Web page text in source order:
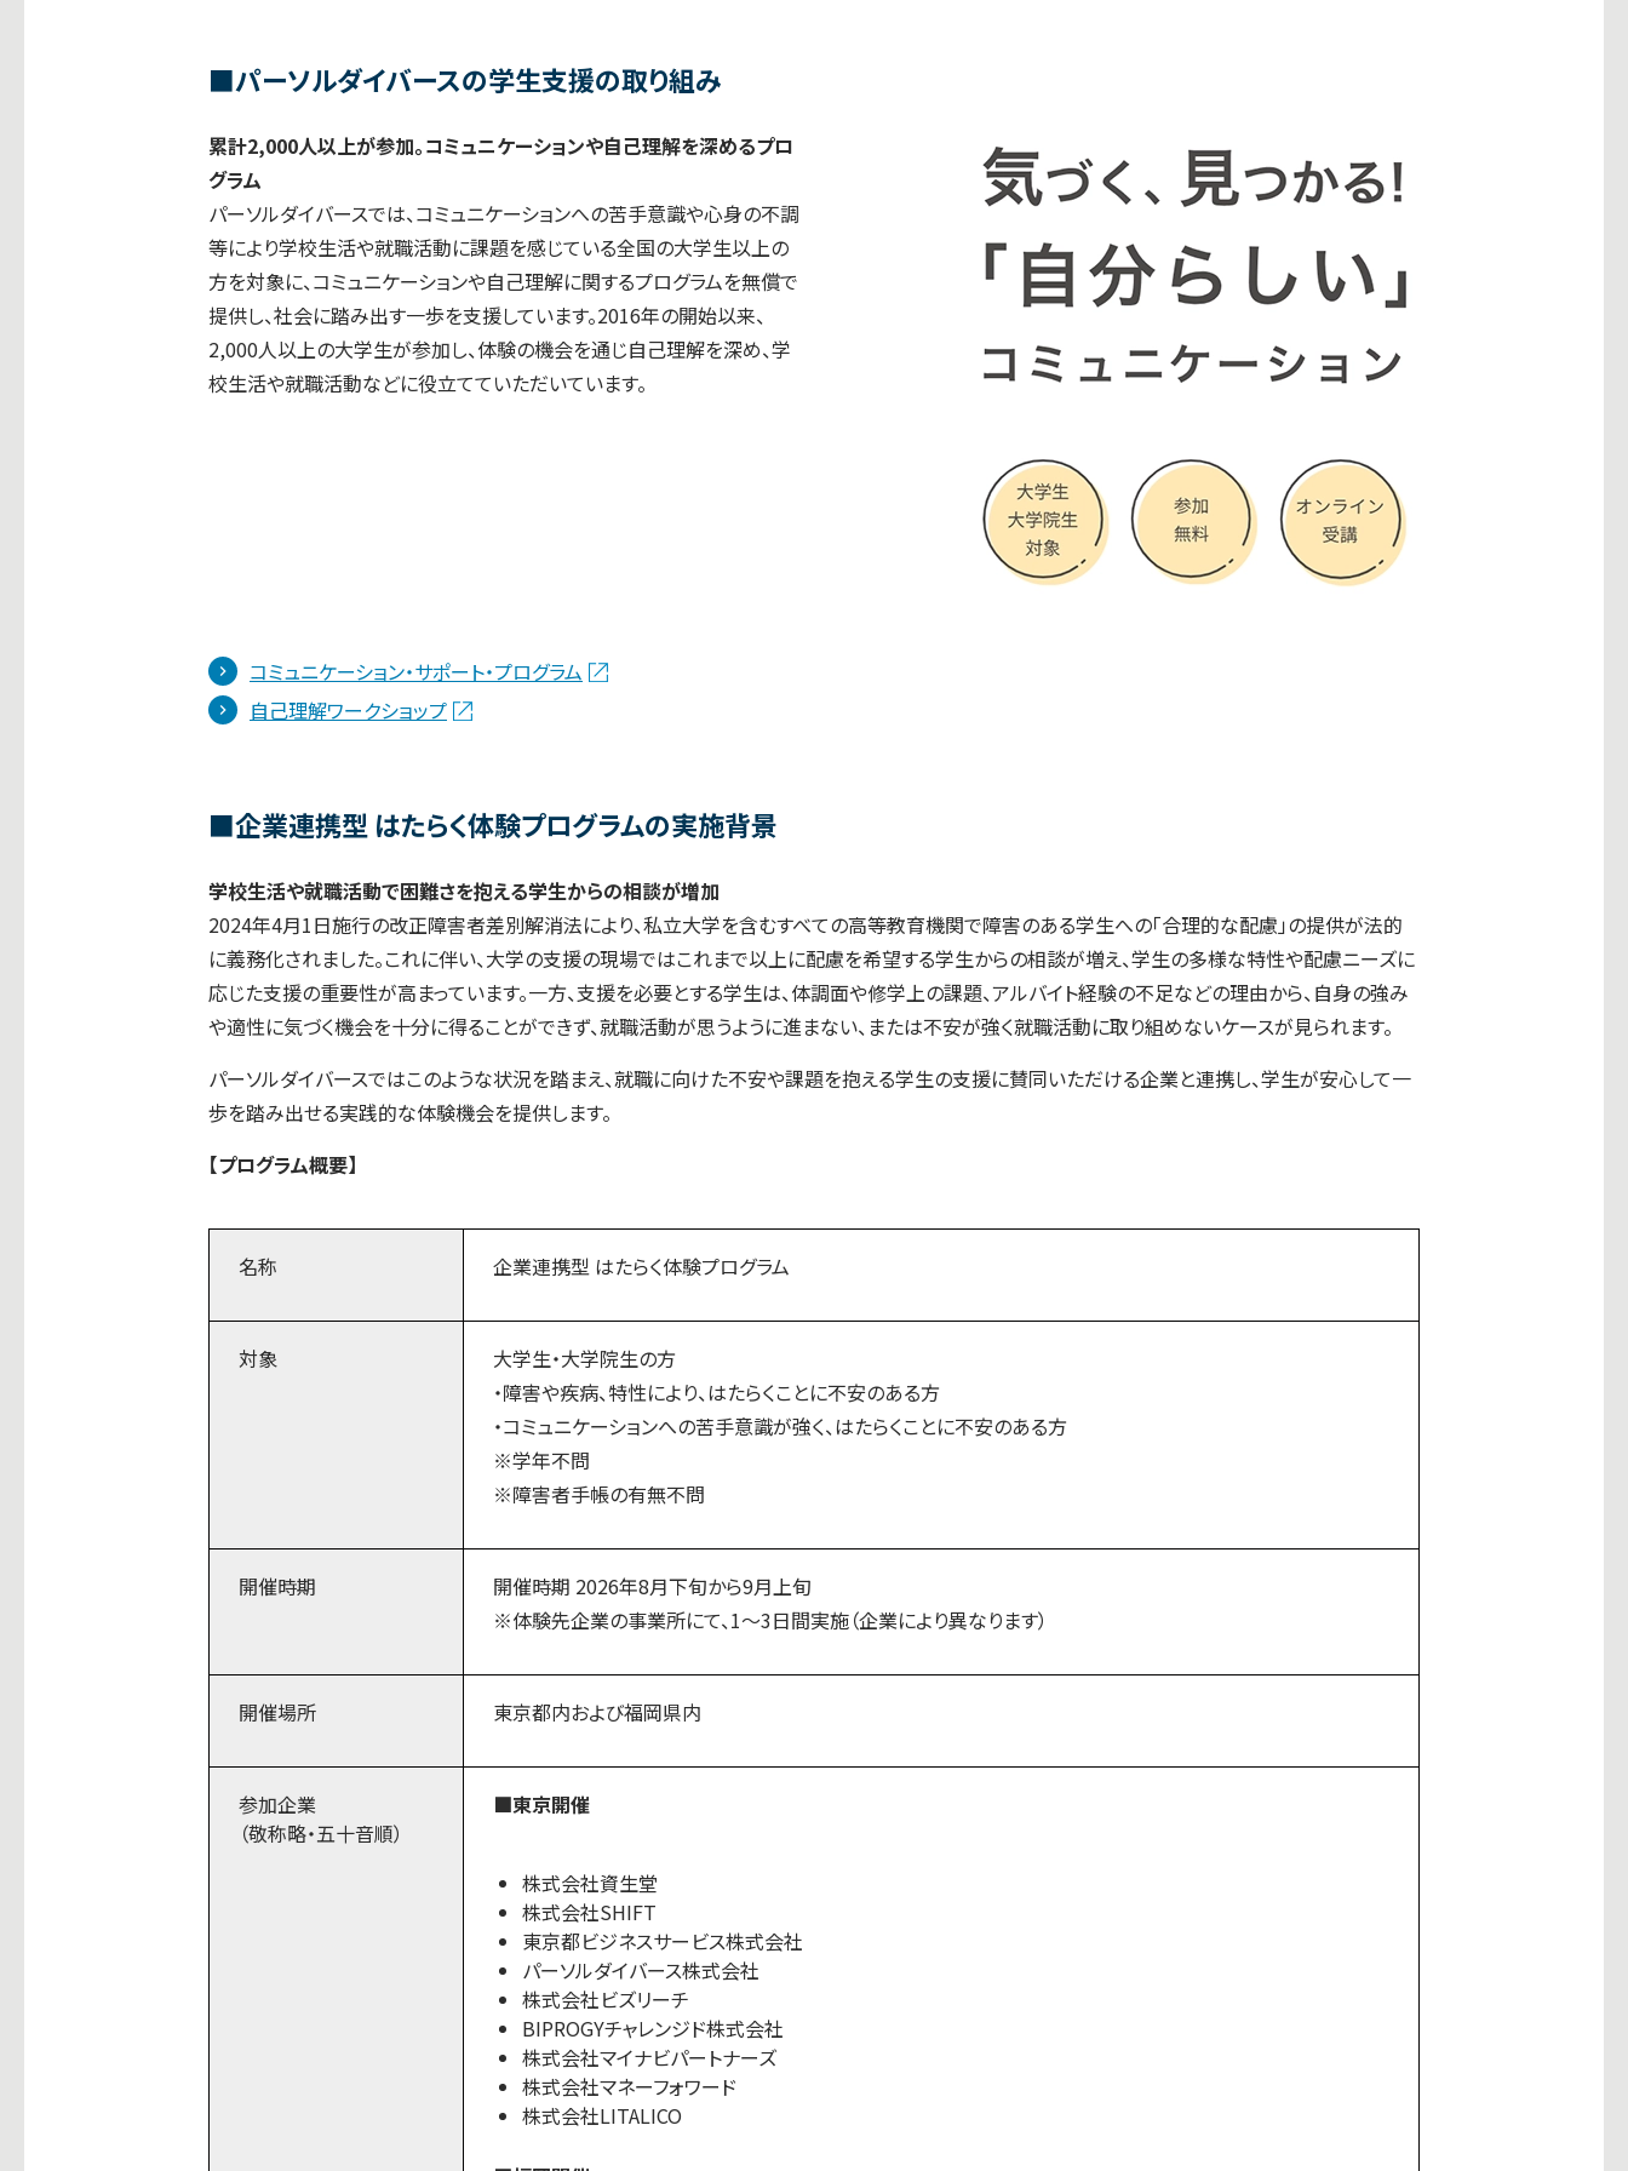
■パーソルダイバースの学生支援の取り組み
累計2,000人以上が参加。コミュニケーションや自己理解を深めるプロ
グラム
パーソルダイバースでは、コミュニケーションへの苦手意識や心身の不調
等により学校生活や就職活動に課題を感じている全国の大学生以上の
方を対象に、コミュニケーションや自己理解に関するプログラムを無償で
提供し、社会に踏み出す一歩を支援しています。2016年の開始以来、
2,000人以上の大学生が参加し、体験の機会を通じ自己理解を深め、学
校生活や就職活動などに役立てていただいています。
コミュニケーション・サポート・プログラム
自己理解ワークショップ
■企業連携型 はたらく体験プログラムの実施背景
学校生活や就職活動で困難さを抱える学生からの相談が増加
2024年4月1日施行の改正障害者差別解消法により、私立大学を含むすべての高等教育機関で障害のある学生への「合理的な配慮」の提供が法的
に義務化されました。これに伴い、大学の支援の現場ではこれまで以上に配慮を希望する学生からの相談が増え、学生の多様な特性や配慮ニーズに
応じた支援の重要性が高まっています。一方、支援を必要とする学生は、体調面や修学上の課題、アルバイト経験の不足などの理由から、自身の強み
や適性に気づく機会を十分に得ることができず、就職活動が思うように進まない、または不安が強く就職活動に取り組めないケースが見られます。
パーソルダイバースではこのような状況を踏まえ、就職に向けた不安や課題を抱える学生の支援に賛同いただける企業と連携し、学生が安心して一
歩を踏み出せる実践的な体験機会を提供します。
【プログラム概要】
名称 企業連携型 はたらく体験プログラム
対象
大学生・大学院生の方
・障害や疾病、特性により、はたらくことに不安のある方
・コミュニケーションへの苦手意識が強く、はたらくことに不安のある方
※学年不問
※障害者手帳の有無不問
開催時期
開催時期 2026年8月下旬から9月上旬
※体験先企業の事業所にて、1～3日間実施（企業により異なります）
開催場所 東京都内および福岡県内
参加企業
（敬称略・五十音順）
■東京開催
株式会社資生堂
株式会社SHIFT
東京都ビジネスサービス株式会社
パーソルダイバース株式会社
株式会社ビズリーチ
BIPROGYチャレンジド株式会社
株式会社マイナビパートナーズ
株式会社マネーフォワード
株式会社LITALICO